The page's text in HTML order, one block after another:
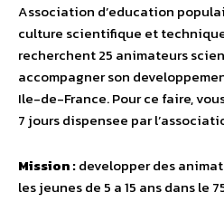
Association d’education
culture scientifique et
recherchent 25 animateurs
accompagner son
Ile-de-France. Pour ce faire,
7 jours dispensee par
Mission :developper des
les jeunes de 5 a 15 ans dans le